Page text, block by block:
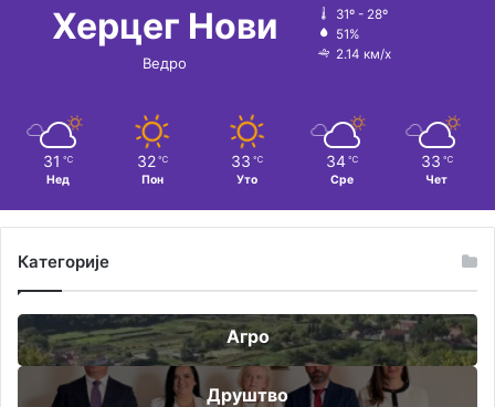
Херцег Нови
Ведро
31º - 28º
51%
2.14 км/х
31 ℃
Нед
32 ℃
Пон
33 ℃
Уто
34 ℃
Сре
33 ℃
Чет
Категорије
Агро
Друштво